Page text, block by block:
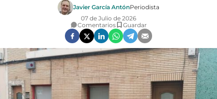
GALERÍAS
VÍDEOS
CONTACTAR
Javier García AntónPeriodista
07 de Julio de 2026
Comentarios
Guardar